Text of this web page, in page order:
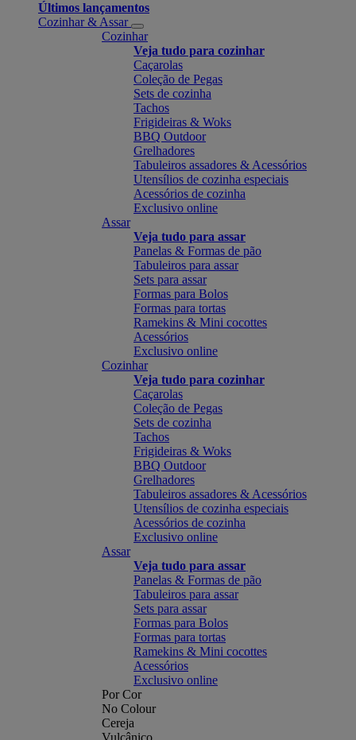
Últimos lançamentos
Cozinhar & Assar
Cozinhar
Veja tudo para cozinhar
Caçarolas
Coleção de Pegas
Sets de cozinha
Tachos
Frigideiras & Woks
BBQ Outdoor
Grelhadores
Tabuleiros assadores & Acessórios
Utensílios de cozinha especiais
Acessórios de cozinha
Exclusivo online
Assar
Veja tudo para assar
Panelas & Formas de pão
Tabuleiros para assar
Sets para assar
Formas para Bolos
Formas para tortas
Ramekins & Mini cocottes
Acessórios
Exclusivo online
Cozinhar
Veja tudo para cozinhar
Caçarolas
Coleção de Pegas
Sets de cozinha
Tachos
Frigideiras & Woks
BBQ Outdoor
Grelhadores
Tabuleiros assadores & Acessórios
Utensílios de cozinha especiais
Acessórios de cozinha
Exclusivo online
Assar
Veja tudo para assar
Panelas & Formas de pão
Tabuleiros para assar
Sets para assar
Formas para Bolos
Formas para tortas
Ramekins & Mini cocottes
Acessórios
Exclusivo online
Por Cor
No Colour
Cereja
Vulcânico